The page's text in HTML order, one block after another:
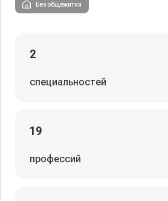
Без общежития
2
специальностей
19
профессий